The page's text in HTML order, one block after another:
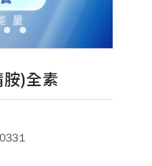
5 6
)全素